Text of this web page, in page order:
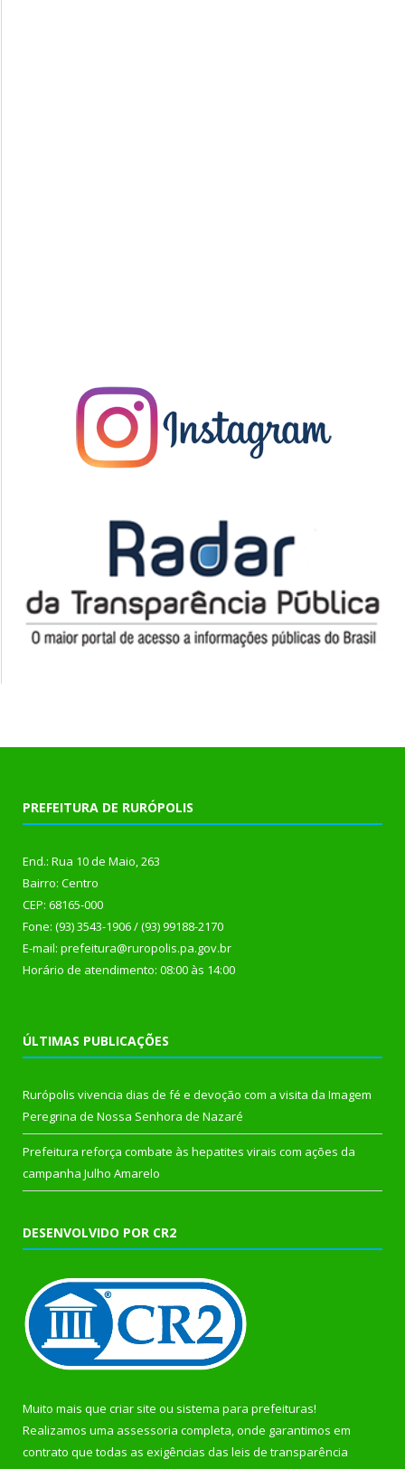
PREFEITURA DE RURÓPOLIS
End.: Rua 10 de Maio, 263
Bairro: Centro
CEP: 68165-000
Fone: (93) 3543-1906 / (93) 99188-2170
E-mail: prefeitura@ruropolis.pa.gov.br
Horário de atendimento: 08:00 às 14:00
ÚLTIMAS PUBLICAÇÕES
Rurópolis vivencia dias de fé e devoção com a visita da Imagem
Peregrina de Nossa Senhora de Nazaré
Prefeitura reforça combate às hepatites virais com ações da
campanha Julho Amarelo
DESENVOLVIDO POR CR2
Muito mais que criar site ou sistema para prefeituras!
Realizamos uma assessoria completa, onde garantimos em
contrato que todas as exigências das leis de transparência